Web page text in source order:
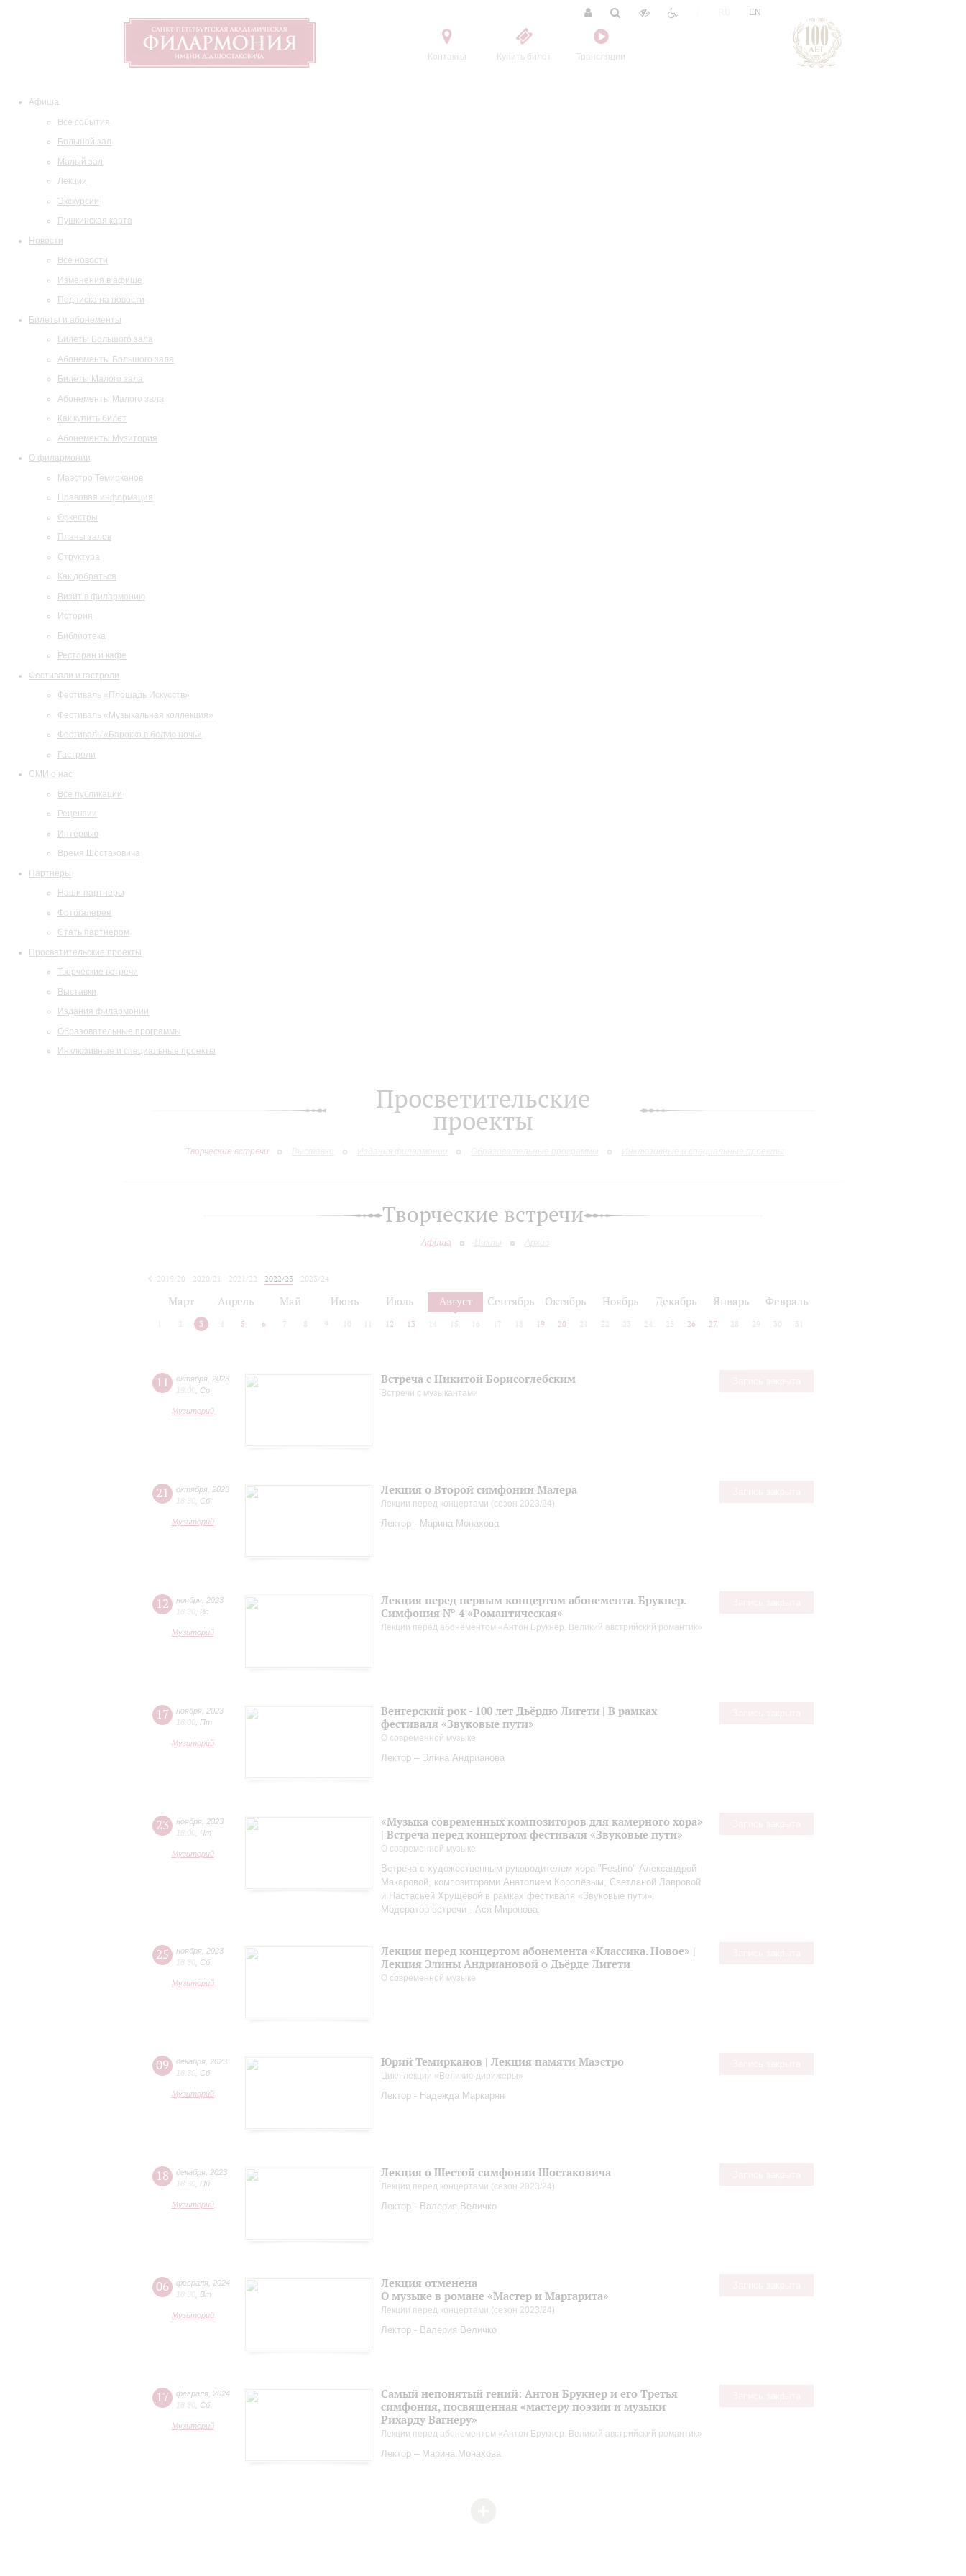
Контакты Купить билет Трансляции
EN
Афиша
Все события
Большой зал
Малый зал
Лекции
Экскурсии
Пушкинская карта
Новости
Все новости
Изменения в афише
Подписка на новости
Билеты и абонементы
Билеты Большого зала
Абонементы Большого зала
Билеты Малого зала
Абонементы Малого зала
Как купить билет
Абонементы Музитория
О филармонии
Маэстро Темирканов
Правовая информация
Оркестры
Планы залов
Структура
Как добраться
Визит в филармонию
История
Библиотека
Ресторан и кафе
Фестивали и гастроли
Фестиваль «Площадь Искусств»
Фестиваль «Музыкальная коллекция»
Фестиваль «Барокко в белую ночь»
Гастроли
СМИ о нас
Все публикации
Рецензии
Интервью
Время Шостаковича
Партнеры
Наши партнеры
Фотогалерея
Стать партнером
Просветительские проекты
Творческие встречи
Выставки
Издания филармонии
Образовательные программы
Инклюзивные и специальные проекты
Просветительские
проекты
Творческие встречи
Творческие встречи
Афиша Циклы Архив
2019/20 2020/21 2021/22 2022/23
2023/24
Март Апрель Май Июнь Июль Август Сентябрь Октябрь Ноябрь Декабрь Январь Февраль
2 3 4 5 6 7 8 9 10 12 13 14 15 16 17 18 19 20 21 22 23 24 25 26 27 28 29 30 31
11 октября 2023
19:00 Ср
Музиторий
Встреча с Никитой Борисоглебским
Встречи с музыкантами
21 октября 2023
18:30 Сб
Музиторий
Лекция о Второй симфонии Малера
Лекции перед концертами (сезон 2023/24)
Лектор - Марина Монахова
12 ноября 2023
18:30 Вс
Музиторий
Лекция перед первым концертом абонемента. Брукнер.
Симфония № 4 «Романтическая»
Лекции перед абонементом «Антон Брукнер. Великий австрийский романтик»
17 ноября 2023
18:00 Пт
Музиторий
Венгерский рок - 100 лет Дьёрдю Лигети | В рамках
фестиваля «Звуковые пути»
О современной музыке
Лектор – Элина Андрианова
23 ноября 2023
18:00 Чт
Музиторий
«Музыка современных композиторов для камерного хора»
| Встреча перед концертом фестиваля «Звуковые пути»
О современной музыке
Встреча с художественным руководителем хора "Festino" Александрой
Макаровой, композиторами Анатолием Королёвым, Светланой Лавровой
и Настасьей Хрущёвой в рамках фестиваля «Звуковые пути».
Модератор встречи - Ася Миронова.
25 ноября 2023
18:30 Сб
Музиторий
Лекция перед концертом абонемента «Классика. Новое» |
Лекция Элины Андриановой о Дьёрде Лигети
О современной музыке
09 декабря 2023
18:30 Сб
Музиторий
Юрий Темирканов | Лекция памяти Маэстро
Цикл лекции «Великие дирижеры»
Лектор - Надежда Маркарян
18 декабря 2023
18:30 Пн
Музиторий
Лекция о Шестой симфонии Шостаковича
Лекции перед концертами (сезон 2023/24)
Лектор - Валерия Величко
06 февраля 2024
18:30 Вт
Музиторий
Лекция отменена
О музыке в романе «Мастер и Маргарита»
Лекции перед концертами (сезон 2023/24)
Лектор - Валерия Величко
17 февраля 2024
18:30 Сб
Музиторий
Самый непонятый гений: Антон Брукнер и его Третья
симфония, посвященная «мастеру поэзии и музыки
Рихарду Вагнеру»
Лекции перед абонементом «Антон Брукнер. Великий австрийский романтик»
Лектор – Марина Монахова